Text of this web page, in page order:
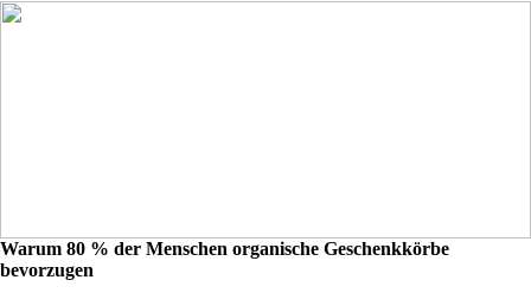
Warum 80 % der Menschen organische Geschenkkörbe
bevorzugen